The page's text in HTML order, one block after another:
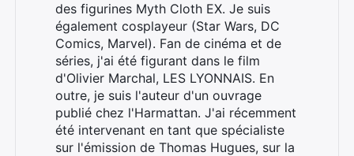
des figurines Myth Cloth EX. Je suis
également cosplayeur (Star Wars, DC
Comics, Marvel). Fan de cinéma et de
séries, j'ai été figurant dans le film
d'Olivier Marchal, LES LYONNAIS. En
outre, je suis l'auteur d'un ouvrage
publié chez l'Harmattan. J'ai récemment
été intervenant en tant que spécialiste
sur l'émission de Thomas Hugues, sur la